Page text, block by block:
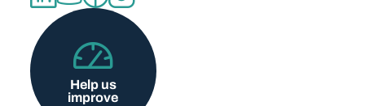
Help us
improve